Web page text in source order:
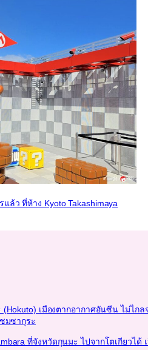
แล้ว ที่ห้าง Kyoto Takashimaya
(Hokuto) เมืองตากอากาศอันซีน ไม่ไกล
มซากุระ
ที่จังหวัดกุนมะ ไปจากโตเกียวได้